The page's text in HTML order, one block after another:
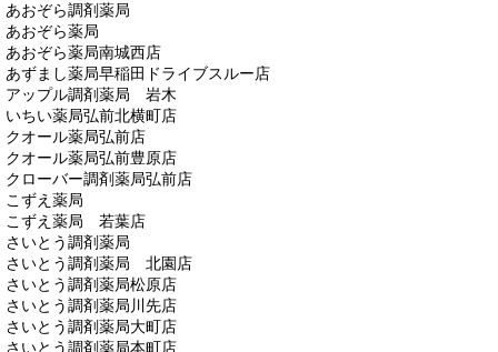
あおぞら調剤薬局
あおぞら薬局
あおぞら薬局南城西店
あずまし薬局早稲田ドライブスルー店
アップル調剤薬局 岩木
いちい薬局弘前北横町店
クオール薬局弘前店
クオール薬局弘前豊原店
クローバー調剤薬局弘前店
こずえ薬局
こずえ薬局 若葉店
さいとう調剤薬局
さいとう調剤薬局 北園店
さいとう調剤薬局松原店
さいとう調剤薬局川先店
さいとう調剤薬局大町店
さいとう調剤薬局本町店